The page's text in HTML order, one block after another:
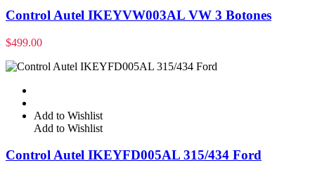
Control Autel IKEYVW003AL VW 3 Botones
$499.00
Add to Wishlist
Add to Wishlist
Control Autel IKEYFD005AL 315/434 Ford